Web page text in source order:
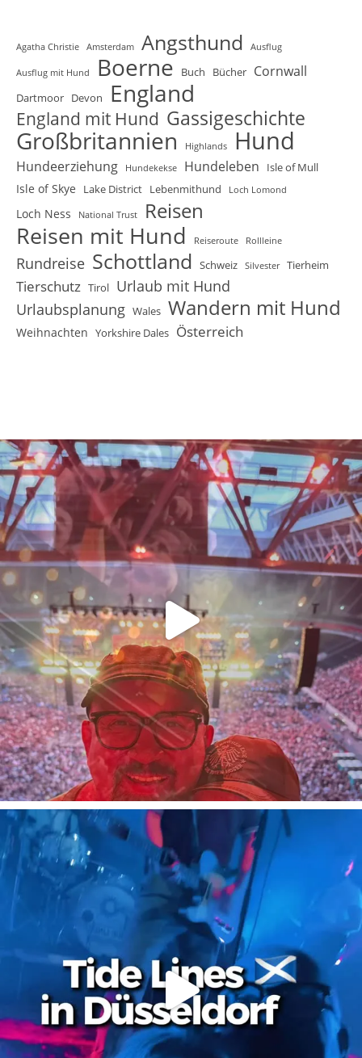
Agatha Christie Amsterdam Angsthund Ausflug
Ausflug mit Hund Boerne Buch Bücher Cornwall
Dartmoor Devon England
England mit Hund Gassigeschichte
Großbritannien Highlands Hund
Hundeerziehung Hundekekse Hundeleben Isle of Mull
Isle of Skye Lake District Lebenmithund Loch Lomond
Loch Ness National Trust Reisen
Reisen mit Hund Reiseroute Rollleine
Rundreise Schottland Schweiz Silvester Tierheim
Tierschutz Tirol Urlaub mit Hund
Urlaubsplanung Wales Wandern mit Hund
Weihnachten Yorkshire Dales Österreich